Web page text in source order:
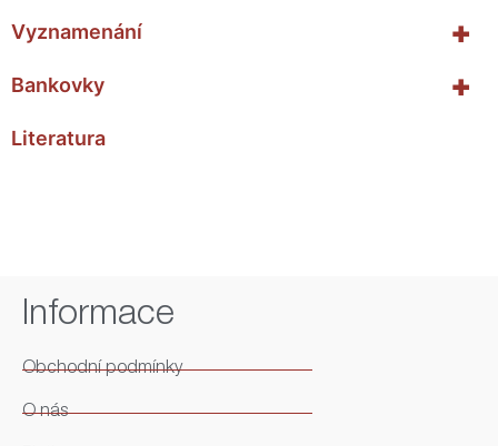
+
Vyznamenání
+
Bankovky
Literatura
Informace
Obchodní podmínky
O nás